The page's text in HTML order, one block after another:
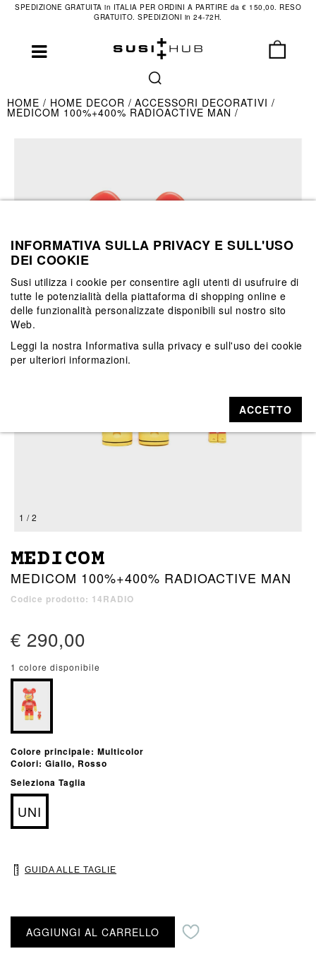
SPEDIZIONE GRATUITA in ITALIA PER ORDINI A PARTIRE da € 150,00. RESO
GRATUITO. SPEDIZIONI in 24-72H.
HOME HOME DECOR ACCESSORI DECORATIVI
MEDICOM 100%+400% RADIOACTIVE MAN
1 / 2
MEDICOM
MEDICOM 100%+400% RADIOACTIVE MAN
Codice prodotto: 14RADIO
€ 290,00
1 colore disponibile
Colore principale: Multicolor
Colori: Giallo, Rosso
Seleziona Taglia
UNI
GUIDA ALLE TAGLIE
AGGIUNGI AL CARRELLO
INFORMATIVA SULLA PRIVACY E SULL'USO
DEI COOKIE
Susi utilizza i cookie per consentire agli utenti di usufruire di
tutte le potenzialità della piattaforma di shopping online e
delle funzionalità personalizzate disponibili sul nostro sito
Web.
Leggi la nostra Informativa sulla privacy e sull'uso dei cookie
per ulteriori informazioni.
ACCETTO